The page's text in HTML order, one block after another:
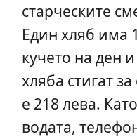
старческите
Един хляб има
кучето на ден
хляба стигат
е 218 лева.
водата,